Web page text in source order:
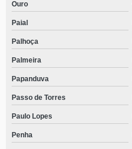
Ouro
Paial
Palhoça
Palmeira
Papanduva
Passo de Torres
Paulo Lopes
Penha